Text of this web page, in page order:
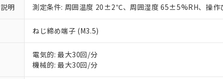
明 測定条件: 周囲温度 20±2℃、周囲湿度 65±5%RH、操作
ねじ締め端子 (M3.5)
電気的: 最大30回/分
機械的: 最大30回/分
お客様が当ウェブサイト上で当社にご登録された
が、当社の製品・サービスに関するお客様との取
さい。
※当社の共同利用者とは、
※3 非含有証明書ダウンロード
下記の非含有証明書をダウンロードすることができます
EU RoHS指令（10物質）の非含有証明書
51物質の非含有証明書（当社基準）
※本証明書は発行日時点で非含有を証明するもので、
「－」：未確認です。当社販売部門へお問い合わせくだ
合意する
空
白
受注生産機種、また在庫状況の情報を公開し